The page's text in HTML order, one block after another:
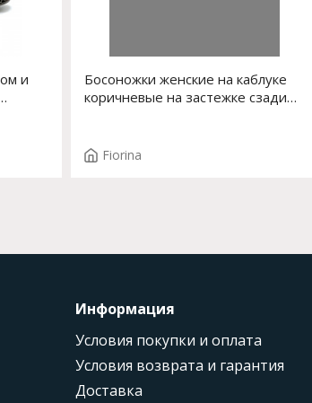
и
Босоножки женские на каблуке
коричневые на застежке сзади
Fiorina
Информация
Условия покупки и оплата
Условия возврата и гарантия
Доставка